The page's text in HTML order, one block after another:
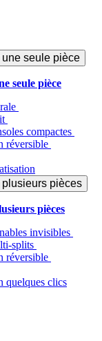
seule pièce
seule pièce
compactes
réversible
pièces
pièces
invisibles
splits
réversible
quelques clics